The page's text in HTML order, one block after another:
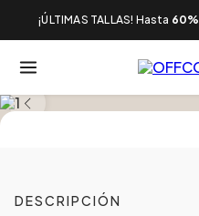
¡ÚLTIMAS TALLAS! Hasta
DESCRIPCIÓN